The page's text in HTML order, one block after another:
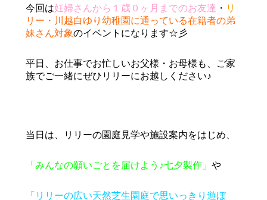
今回は妊婦さんから１歳０ヶ月までのお友達 ・ リ
リー・川越白ゆり幼稚園に通っている在籍者の弟
妹さん対象のイベントになります☆彡
平日、お仕事でお忙しいお父様・お母様も、ご家
族でご一緒にぜひリリーにお越しください♪
当日は、リリーの園庭見学や施設案内をはじめ、
「みんなの願いごとを届けよう♪七夕製作」 や
「リリーの広い天然芝生園庭で思いっきり遊ぼ